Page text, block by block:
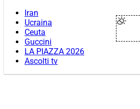
Iran
Ucraina
Ceuta
Guccini
LA PIAZZA 2026
Ascolti tv